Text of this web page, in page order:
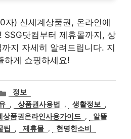
) 신세계상품권, 온라인에
SSG닷컴부터 제휴몰까지, 상
지 자세히 알려드립니다. 지
하게 쇼핑하세요!
카
고
리
정보
, 상품권사용법 , 생활정보
,
상품권온라인사용가이드 ,
알뜰
팁 , 제휴몰 , 현명한소비